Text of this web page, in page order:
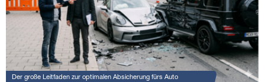
Der große Leitfaden zur optimalen Absicherung fürs Auto